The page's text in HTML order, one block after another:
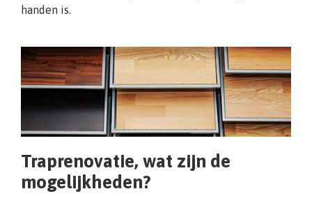
handen is.
Traprenovatie, wat zijn de
mogelijkheden?